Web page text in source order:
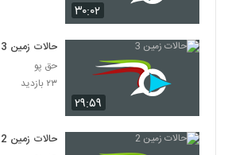
۳۰:۰۲
۲۹:۵۹
حالات زمین 3
حق پو
۲۳ بازدید
حالات زمین 2